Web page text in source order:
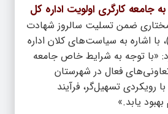
جامعه کارگری اولویت اداره کل
ضمن تسلیت سالروز شهادت
اشاره به سیاست‌های کلان اداره
«با توجه به شرایط خاص جامعه
فعال در شهرستان
رویکردی تسهیل‌گر، فرآیند
یابد.»